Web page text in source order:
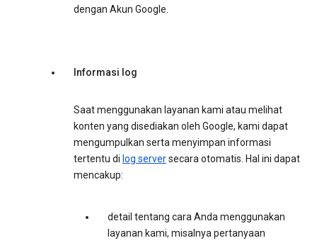
dengan Akun Google.
Informasi log
Saat menggunakan layanan kami atau melihat
konten yang disediakan oleh Google, kami dapat
mengumpulkan serta menyimpan informasi
tertentu di log serversecara otomatis. Hal ini dapat
mencakup:
detail tentang cara Anda menggunakan
layanan kami, misalnya pertanyaan